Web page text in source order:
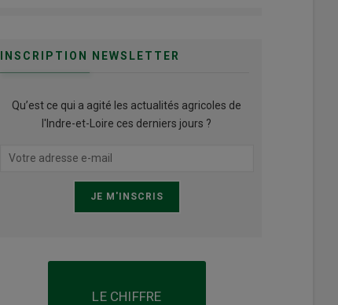
INSCRIPTION NEWSLETTER
Qu’est ce qui a agité les actualités agricoles de
l'Indre-et-Loire ces derniers jours ?
LE CHIFFRE